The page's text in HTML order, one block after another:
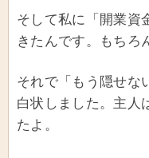
そして私に「開業資
きたんです。もちろ
それで「もう隠せな
白状しました。主人
たよ。